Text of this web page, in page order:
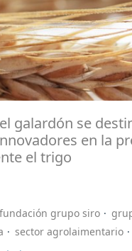
galardón se
en la
el trigo
fundación grupo siro
sector agrolaimentario